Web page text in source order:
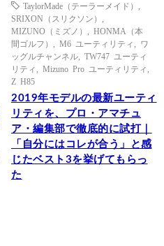
TaylorMade（テーラーメイド）
SRIXON（スリクソン）
MIZUNO（ミズノ）
HONMA（本
間ゴルフ）
M6 ユーティリティ
ワ
ッグルチャンネル
TW747 ユーティ
リティ
Mizuno Pro ユーティリティ
Z H85
2019年モデルの最新ユーティ
リティを、プロ・アマチュ
ア・編集部で徹底的に試打｜
「自分にはコレが合う」と感
じたベスト3を挙げてもらっ
た